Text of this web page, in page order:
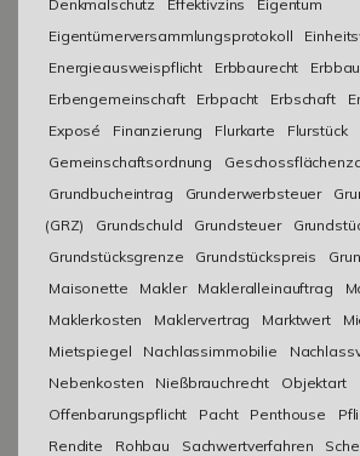
Denkmalschutz
Effektivzins
Eigentum
Eigentümerversammlungsprotokoll
Energieausweispflicht
Erbbaurecht
Erbengemeinschaft
Erbpacht Erbschaft
Exposé
Finanzierung Flurkarte Flurstück
Gemeinschaftsordnung
Grundbucheintrag
Grunderwerbsteuer
(GRZ)
Grundschuld Grundsteuer
Grundstücksgrenze
Grundstückspreis
Maisonette
Makler Makleralleinauftrag
Maklerkosten
Maklervertrag Marktwert
Mietspiegel
Nachlassimmobilie
Nebenkosten
Nießbrauchrecht
Objektart
Offenbarungspflicht
Pacht Penthouse
Rendite
Rohbau Sachwertverfahren